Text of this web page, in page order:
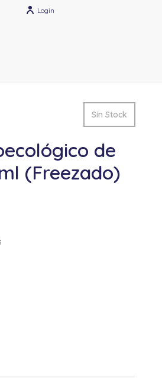
Login
Sin Stock
de
(Freezado)